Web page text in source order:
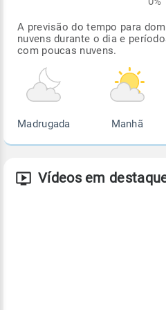
A previsão do tempo para
nuvens durante o dia e
com poucas nuvens.
Madrugada Manhã
Vídeos em